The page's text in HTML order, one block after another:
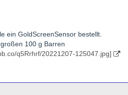
ein GoldScreenSensor bestellt.
100 g Barren
q5Rrhrf/20221207-125047.jpg]